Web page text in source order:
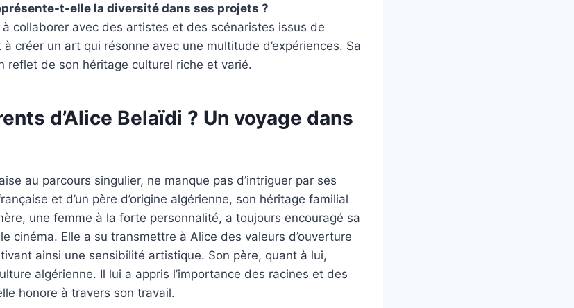
t-elle la diversité dans ses projets ?
à collaborer avec des artistes et des scénaristes issus de
créer un art qui résonne avec une multitude d’expériences. Sa
reflet de son héritage culturel riche et varié.
d’Alice Belaïdi ? Un voyage dans
au parcours singulier, ne manque pas d’intriguer par ses
et d’un père d’origine algérienne, son héritage familial
une femme à la forte personnalité, a toujours encouragé sa
cinéma. Elle a su transmettre à Alice des valeurs d’ouverture
ainsi une sensibilité artistique. Son père, quant à lui,
algérienne. Il lui a appris l’importance des racines et des
honore à travers son travail.